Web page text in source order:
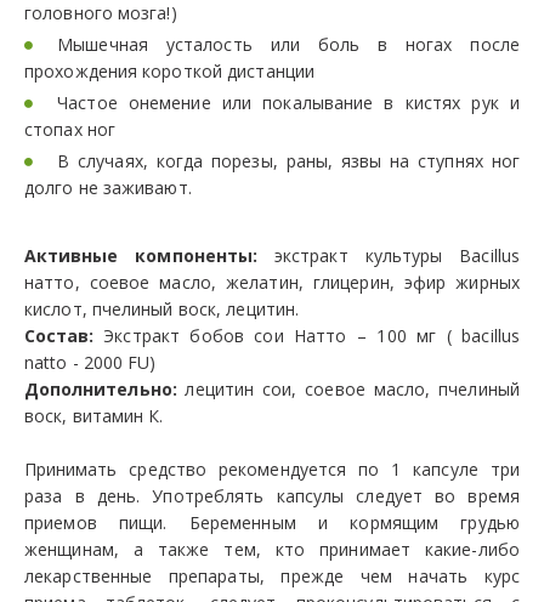
головного мозга!)
Мышечная усталость или боль в ногах после
прохождения короткой дистанции
Частое онемение или покалывание в кистях рук и
стопах ног
В случаях, когда порезы, раны, язвы на ступнях ног
долго не заживают.
Активные компоненты: экстракт культуры Bacillus
натто, cоевое масло, желатин, глицерин, эфир жирных
кислот, пчелиный воск, лецитин.
Состав: Экстракт бобов сои Натто – 100 мг ( bacillus
natto - 2000 FU)
Дополнительно: лецитин сои, соевое масло, пчелиный
воск, витамин К.
Принимать средство рекомендуется по 1 капсуле три
раза в день. Употреблять капсулы следует во время
приемов пищи. Беременным и кормящим грудью
женщинам, а также тем, кто принимает какие-либо
лекарственные препараты, прежде чем начать курс